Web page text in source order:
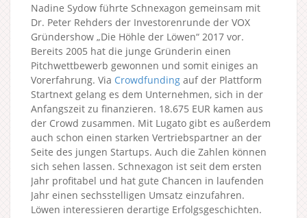
Nadine Sydow führte Schnexagon gemeinsam mit
Dr. Peter Rehders der Investorenrunde der VOX
Gründershow „Die Höhle der Löwen“ 2017 vor.
Bereits 2005 hat die junge Gründerin einen
Pitchwettbewerb gewonnen und somit einiges an
Vorerfahrung. Via Crowdfunding auf der Plattform
Startnext gelang es dem Unternehmen, sich in der
Anfangszeit zu finanzieren. 18.675 EUR kamen aus
der Crowd zusammen. Mit Lugato gibt es außerdem
auch schon einen starken Vertriebspartner an der
Seite des jungen Startups. Auch die Zahlen können
sich sehen lassen. Schnexagon ist seit dem ersten
Jahr profitabel und hat gute Chancen in laufenden
Jahr einen sechsstelligen Umsatz einzufahren.
Löwen interessieren derartige Erfolgsgeschichten.